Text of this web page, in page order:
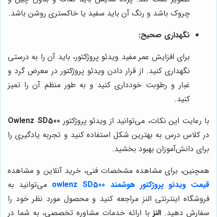
چروک باشد و رنگ آن باید سفید یا خاکستری روشن باشد.
نگهداری صحیح:
برای افزایش عمر مفید ویدئو پروژکتور، باید آن را به درستی
نگهداری کنید. از قرار دادن ویدئو پروژکتور در معرض گرد و
غبار و رطوبت خودداری کنید و به طور منظم آن را تمیز
کنید.
با رعایت این نکات، می‌توانید از ویدئو پروژکتور Owlenz SD500
در کلاس درس به بهترین شکل استفاده کنید و تجربه یادگیری را
برای دانش‌آموزان بهبود بخشید.
همچنین، برای مشاهده مشخصات فنی، خرید آنلاین و مشاهده
قیمت ویدئو پروژکتور هوشمند owlenz SD500
می‌توانید به
فروشگاه اینترنتی النز مراجعه کنید و محصول مورد نظر خود را
سفارش دهید. النزبا ارائه خدمات مشاوره تخصصی، به شما در